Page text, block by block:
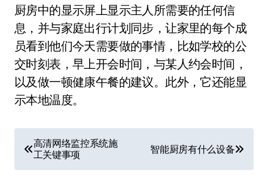
厨房中的显示屏上显示主人所需要的任何信
息，并与家庭出行计划同步，让家里的每个成
员看到他们今天需要做的事情，比如学校的公
交时刻表，早上开会时间，与某人约会时间，
以及做一顿健康午餐的建议。此外，它还能显
示本地温度。
文
章
高清网络监控系统施
工关键事项
智能厨房有什么设备